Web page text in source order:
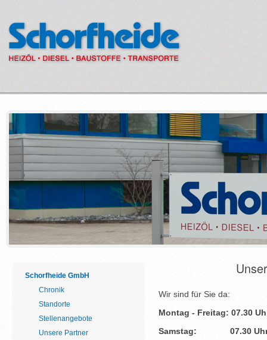
Schorfheide GmbH
Chronik
Standorte
Stellenangebote
Unsere Partner
Wir sind für Sie da:
Montag - Freitag: 07.30
Samstag: 07.30 Uhr